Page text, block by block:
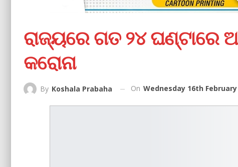
ରାଜ୍ୟରେ ଗତ ୨୪ ଘଣ୍ଟାରେ
କରୋନା
By Koshala Prabaha On Wednesday 16th February